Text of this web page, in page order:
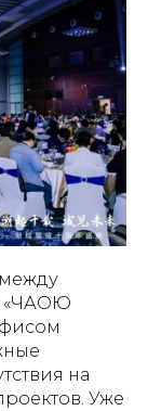
«ЧАОЮ
на
Уже